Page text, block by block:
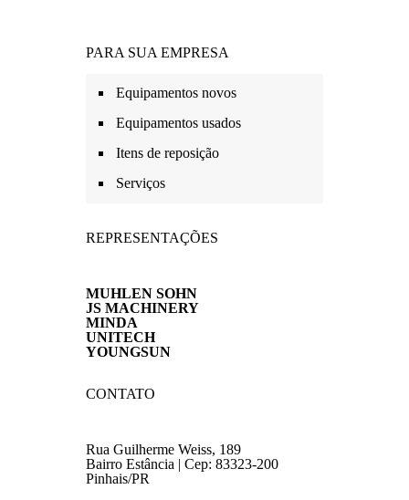
PARA SUA EMPRESA
Equipamentos novos
Equipamentos usados
Itens de reposição
Serviços
REPRESENTAÇÕES
MUHLEN SOHN
JS MACHINERY
MINDA
UNITECH
YOUNGSUN
CONTATO
Rua Guilherme Weiss, 189
Bairro Estância | Cep: 83323-200
Pinhais/PR